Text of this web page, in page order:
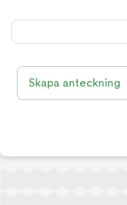
Skapa anteckning